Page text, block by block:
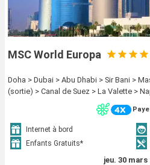
MSC World Europa
Doha > Dubai > Abu Dhabi > Sir Bani >
(sortie) > Canal de Suez > La Valette >
Internet à bord
Enfants Gratuits*
jeu. 30 mars